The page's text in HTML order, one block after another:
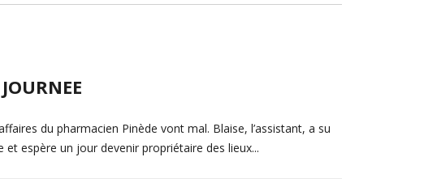
du pharmacien Pinède vont mal. Blaise, l’assistant, a su
espère un jour devenir propriétaire des lieux...